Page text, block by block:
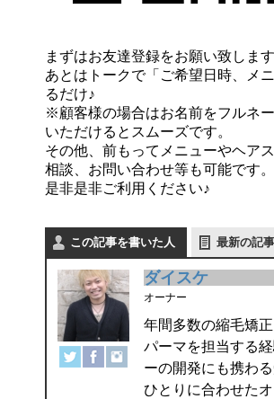
まずはお友達登録をお願い致します
あとはトークで「ご希望日時、メ
るだけ♪
※顧客様の場合はお名前をフルネ
いただけるとスムーズです。
その他、前もってメニューやヘア
相談、お問い合わせ等も可能です。
是非是非ご利用ください♪
この記事を書いた人 最新の記事
ダイスケ
オーナー
年間多数の縮毛矯
パーマを担当する
ーの開発にも携わ
ひとりに合わせた